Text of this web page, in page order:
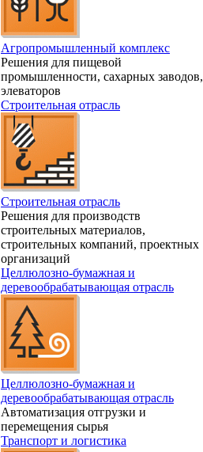
Агропромышленный комплекс
Решения для пищевой
промышленности, сахарных заводов,
элеваторов
Строительная отрасль
Строительная отрасль
Решения для производств
строительных материалов,
строительных компаний, проектных
организаций
Целлюлозно-бумажная и
деревообрабатывающая отрасль
Целлюлозно-бумажная и
деревообрабатывающая отрасль
Автоматизация отгрузки и
перемещения сырья
Транспорт и логистика